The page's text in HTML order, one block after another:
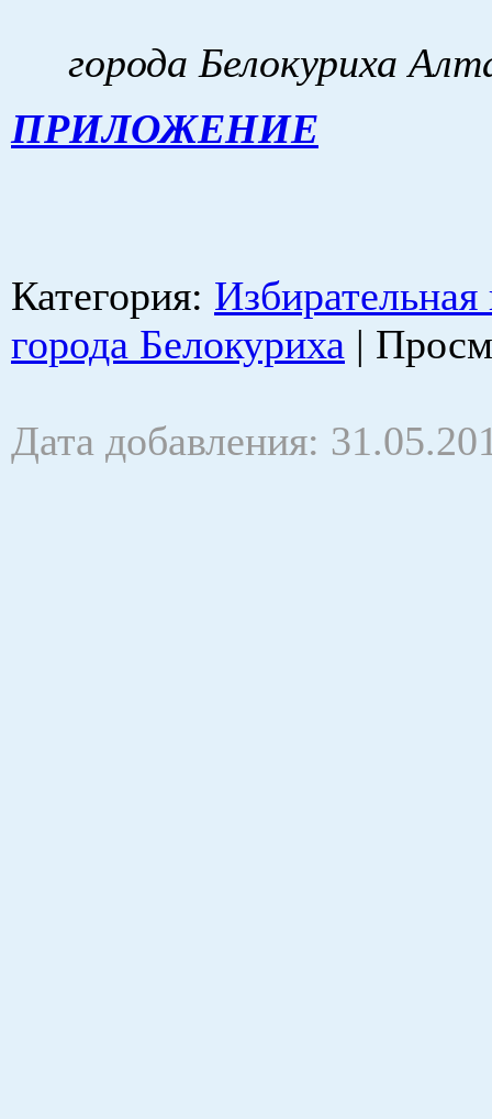
города Белокуриха
ПРИЛОЖЕНИЕ
Категория: Избирательная
города Белокуриха |
Дата добавления: